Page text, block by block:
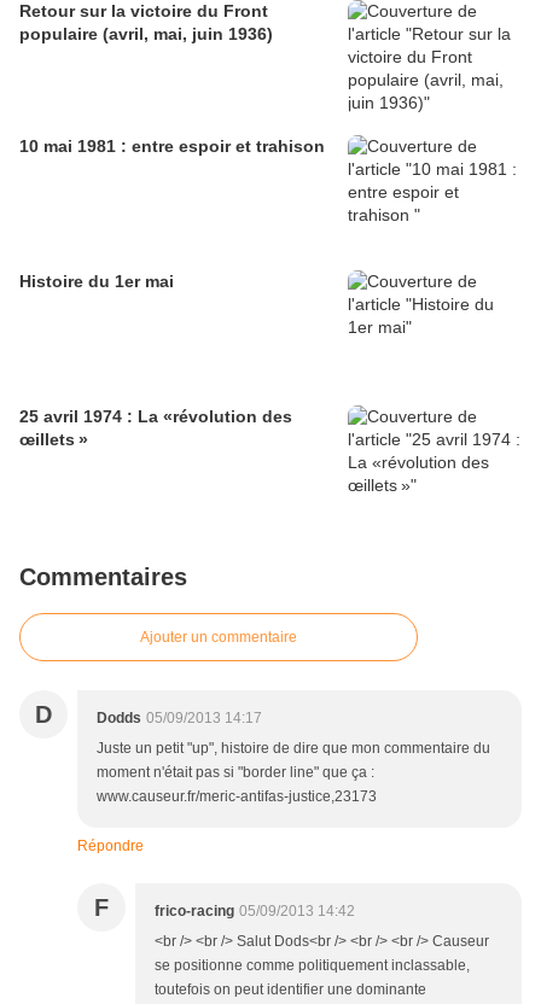
Retour sur la victoire du Front
populaire (avril, mai, juin 1936)
10 mai 1981 : entre espoir et trahison
Histoire du 1er mai
25 avril 1974 : La «révolution des
œillets »
Commentaires
Ajouter un commentaire
D Dodds 05/09/2013 14:17
Juste un petit "up", histoire de dire que mon commentaire du
moment n'était pas si "border line" que ça :
www.causeur.fr/meric-antifas-justice,23173
Répondre
F frico-racing 05/09/2013 14:42
<br /> <br /> Salut Dods<br /> <br /> <br /> Causeur
se positionne comme politiquement inclassable,
toutefois on peut identifier une dominante